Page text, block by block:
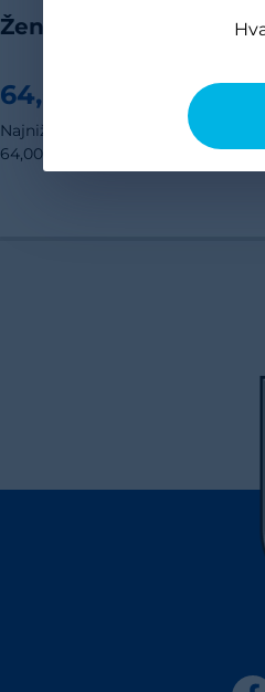
Ženska crna trenerka
64,00 €
Najniža cijena u posljednjih 30
64,00 €